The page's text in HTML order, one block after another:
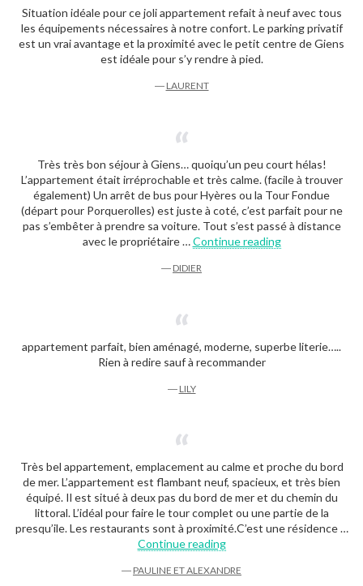
Situation idéale pour ce joli appartement refait à neuf avec tous
les équipements nécessaires à notre confort. Le parking privatif
est un vrai avantage et la proximité avec le petit centre de Giens
est idéale pour s’y rendre à pied.
― LAURENT
Très très bon séjour à Giens… quoiqu’un peu court hélas!
L’appartement était irréprochable et très calme. (facile à trouver
également) Un arrêt de bus pour Hyères ou la Tour Fondue
(départ pour Porquerolles) est juste à coté, c’est parfait pour ne
pas s’embêter à prendre sa voiture. Tout s’est passé à distance
avec le propriétaire …Continue reading“Didier”
― DIDIER
appartement parfait, bien aménagé, moderne, superbe literie…..
Rien à redire sauf à recommander
― LILY
Très bel appartement, emplacement au calme et proche du bord
de mer. L’appartement est flambant neuf, spacieux, et très bien
équipé. Il est situé à deux pas du bord de mer et du chemin du
littoral. L’idéal pour faire le tour complet ou une partie de la
presqu’ile. Les restaurants sont à proximité.C’est une résidence …
Continue reading“Pauline et Alexandre”
― PAULINE ET ALEXANDRE